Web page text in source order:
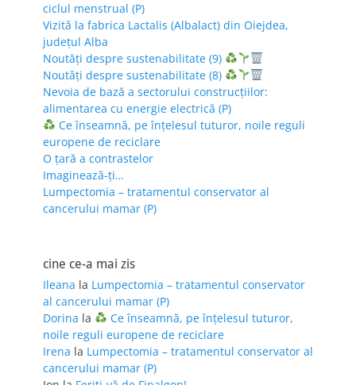
ciclul menstrual (P)
Vizită la fabrica Lactalis (Albalact) din Oiejdea,
județul Alba
Noutăți despre sustenabilitate (9)
Noutăți despre sustenabilitate (8)
Nevoia de bază a sectorului construcțiilor:
alimentarea cu energie electrică (P)
Ce înseamnă, pe înțelesul tuturor, noile reguli
europene de reciclare
O țară a contrastelor
Imaginează-ți…
Lumpectomia – tratamentul conservator al
cancerului mamar (P)
cine ce-a mai zis
Ileana la Lumpectomia – tratamentul conservator
al cancerului mamar (P)
Dorina la
Ce înseamnă, pe înțelesul tuturor,
noile reguli europene de reciclare
Irena la Lumpectomia – tratamentul conservator al
cancerului mamar (P)